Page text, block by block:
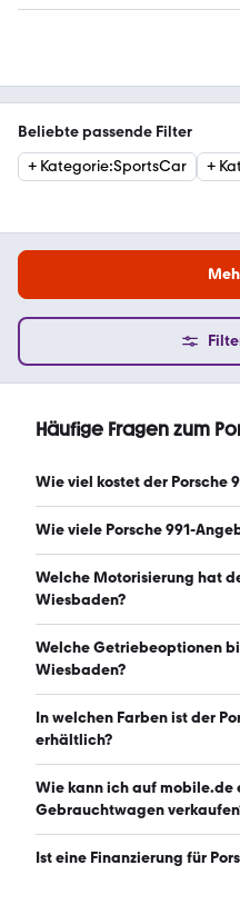
Beliebte passende Filter
+ Kategorie:SportsCar +
Häufige Fragen zum
Wie viel kostet der Porsche
Ein guter Preis für einen
Wie viele Porsche 991-
Es gibt insgesamt 21
Gebraucht- und 0
Welche Motorisierung hat
Wiesbaden?
Der Porsche 991 in
349 und 521 PS. (Stand:
Welche Getriebeoptionen
Wiesbaden?
Der Porsche 991 in
manuellem Getriebe
In welchen Farben ist der
erhältlich?
Den Porsche 991 in
Farben: schwarz, grau,
Wie kann ich auf mobile.de
Gebrauchtwagen
Alle Informationen zum
Ist eine Finanzierung für